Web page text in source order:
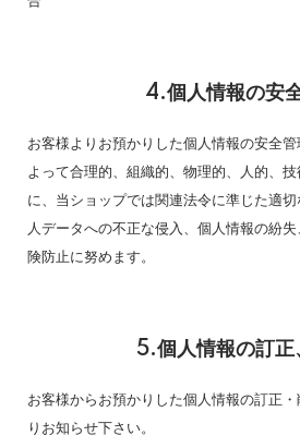
4.個人情報の安
お客様よりお預かりした個人情報の安全
よって合理的、組織的、物理的、人的、
に、当ショップでは関連法令に準じた適
人データへの不正な侵入、個人情報の紛
険防止に努めます。
5.個人情報の訂正
お客様からお預かりした個人情報の訂正
りお知らせ下さい。